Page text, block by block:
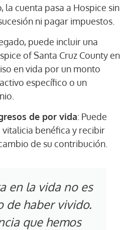
la cuenta pasa a Hospice sin
ni pagar impuestos.
puede incluir una
of Santa Cruz County en
en vida por un monto
específico o un
de por vida: Puede
benéfica y recibir
de su contribución.
en la vida no es
de haber vivido.
que hemos